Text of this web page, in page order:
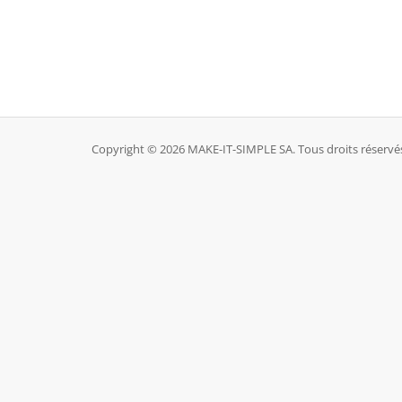
Copyright © 2026 MAKE-IT-SIMPLE SA. Tous droits